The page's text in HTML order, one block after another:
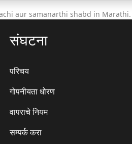
aur samanarthi shabd in Marathi.
संघटना
परिचय
गोपनीयता धोरण
वापराचे नियम
सम्पर्क करा